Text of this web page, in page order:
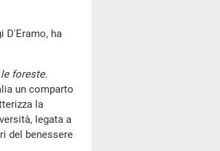
D'Eramo, ha
foreste.
un comparto
la
legata a
del benessere